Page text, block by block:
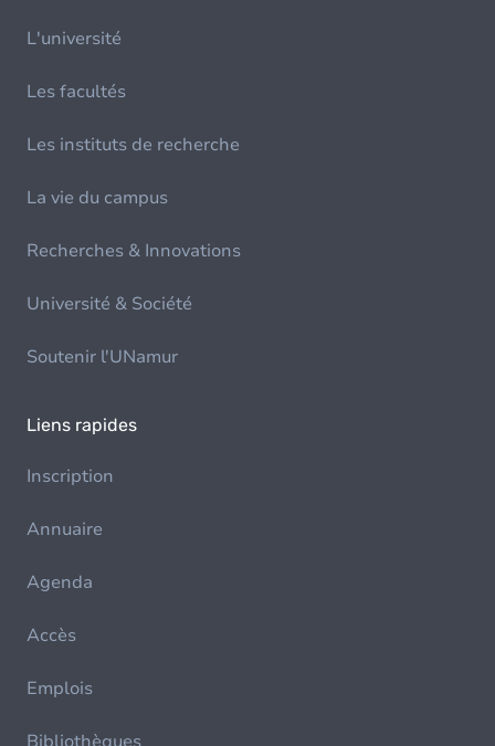
L'université
Les facultés
Les instituts de recherche
La vie du campus
Recherches & Innovations
Université & Société
Soutenir l'UNamur
Liens rapides
Inscription
Annuaire
Agenda
Accès
Emplois